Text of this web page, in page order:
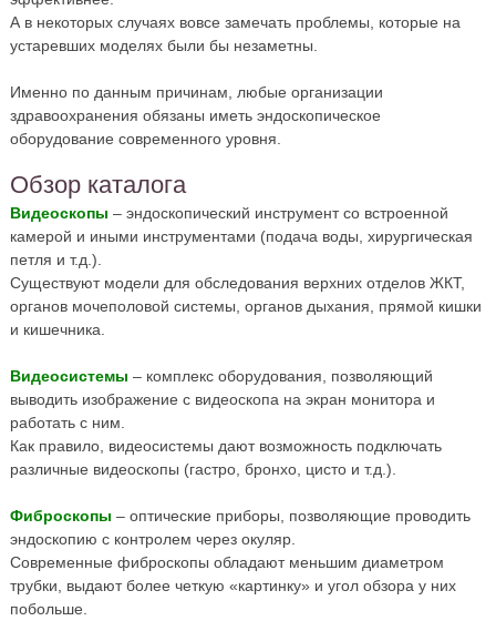
А в некоторых случаях вовсе замечать проблемы, которые на
устаревших моделях были бы незаметны.
Именно по данным причинам, любые организации
здравоохранения обязаны иметь эндоскопическое
оборудование современного уровня.
Обзор каталога
Видеоскопы – эндоскопический инструмент со встроенной
камерой и иными инструментами (подача воды, хирургическая
петля и т.д.).
Существуют модели для обследования верхних отделов ЖКТ,
органов мочеполовой системы, органов дыхания, прямой кишки
и кишечника.
Видеосистемы – комплекс оборудования, позволяющий
выводить изображение с видеоскопа на экран монитора и
работать с ним.
Как правило, видеосистемы дают возможность подключать
различные видеоскопы (гастро, бронхо, цисто и т.д.).
Фиброскопы – оптические приборы, позволяющие проводить
эндоскопию с контролем через окуляр.
Современные фиброскопы обладают меньшим диаметром
трубки, выдают более четкую «картинку» и угол обзора у них
побольше.